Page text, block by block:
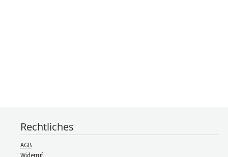
Rechtliches
AGB
Widerruf